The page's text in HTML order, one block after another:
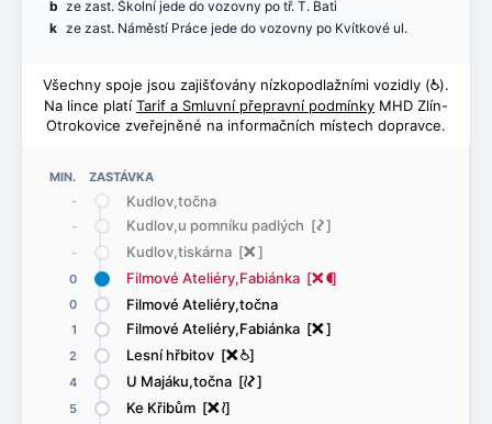
MIN. ZASTÁVKA
-
Kudlov,točna
- Kudlov,u pomníku padlých [ó]
- Kudlov,tiskárna [ë]
0 Filmové Ateliéry,Fabiánka [ë(]
0 Filmové Ateliéry,točna
1 Filmové Ateliéry,Fabiánka [ë]
2 Lesní hřbitov [ë@]
4 U Majáku,točna [<ó]
5 Ke Křibům [ë<]
b ze zast. Školní jede do vozovny po tř. T. Bati
k ze zast. Náměstí Práce jede do vozovny po Kvítkové ul.
Všechny spoje jsou zajišťovány nízkopodlažními vozidly (@).
Na lince platí Tarif a Smluvní přepravní podmínky MHD Zlín-
Otrokovice zveřejněné na informačních místech dopravce.